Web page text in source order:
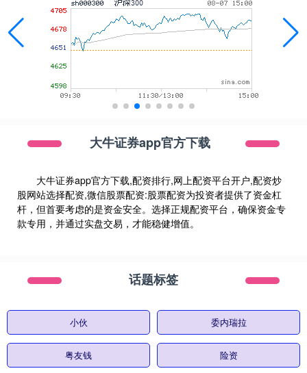
大牛证券app官方下载
大牛证券app官方下载,配资排行,网上配资平台开户,配资炒
股网站选择配资,微信股票配资:股票配资为投资者提供了资金杠
杆，但首要考虑的是资金安全。选择正规配资平台，确保资金专
款专用，并通过实盘交易，才能稳健增值。
话题标签
小伙 委内瑞拉
粤友钱 险资